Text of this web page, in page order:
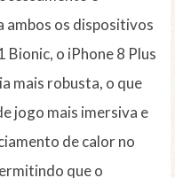
ambos os dispositivos
o iPhone 8 Plus
mais robusta, o que
jogo mais imersiva e
de calor no
que o